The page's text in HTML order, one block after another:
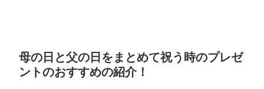
母の日と父の日をまとめて祝う時のプレゼ
ントのおすすめの紹介！